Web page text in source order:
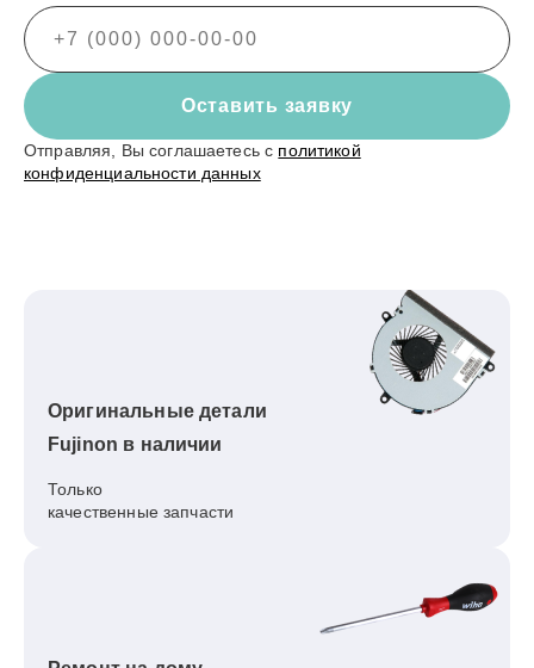
Оставить заявку
Отправляя, Вы соглашаетесь с политикой
конфиденциальности данных
Оригинальные детали
Fujinon в наличии
Только
качественные запчасти